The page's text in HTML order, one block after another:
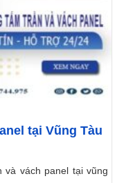
tại Vũng Tàu
và vách panel tại vũng